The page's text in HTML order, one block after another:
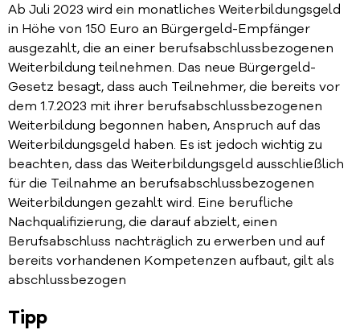
Ab Juli 2023 wird ein monatliches Weiterbildungsgeld
in Höhe von 150 Euro an Bürgergeld-Empfänger
ausgezahlt, die an einer berufsabschlussbezogenen
Weiterbildung teilnehmen. Das neue Bürgergeld-
Gesetz besagt, dass auch Teilnehmer, die bereits vor
dem 1.7.2023 mit ihrer berufsabschlussbezogenen
Weiterbildung begonnen haben, Anspruch auf das
Weiterbildungsgeld haben. Es ist jedoch wichtig zu
beachten, dass das Weiterbildungsgeld ausschließlich
für die Teilnahme an berufsabschlussbezogenen
Weiterbildungen gezahlt wird. Eine berufliche
Nachqualifizierung, die darauf abzielt, einen
Berufsabschluss nachträglich zu erwerben und auf
bereits vorhandenen Kompetenzen aufbaut, gilt als
abschlussbezogen
Tipp